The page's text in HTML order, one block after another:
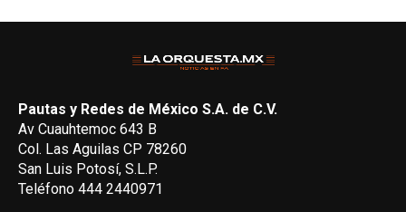
Pautas y Redes de México S.A. de C.V.
Av Cuauhtemoc 643 B
Col. Las Aguilas CP 78260
San Luis Potosí, S.L.P.
Teléfono 444 2440971